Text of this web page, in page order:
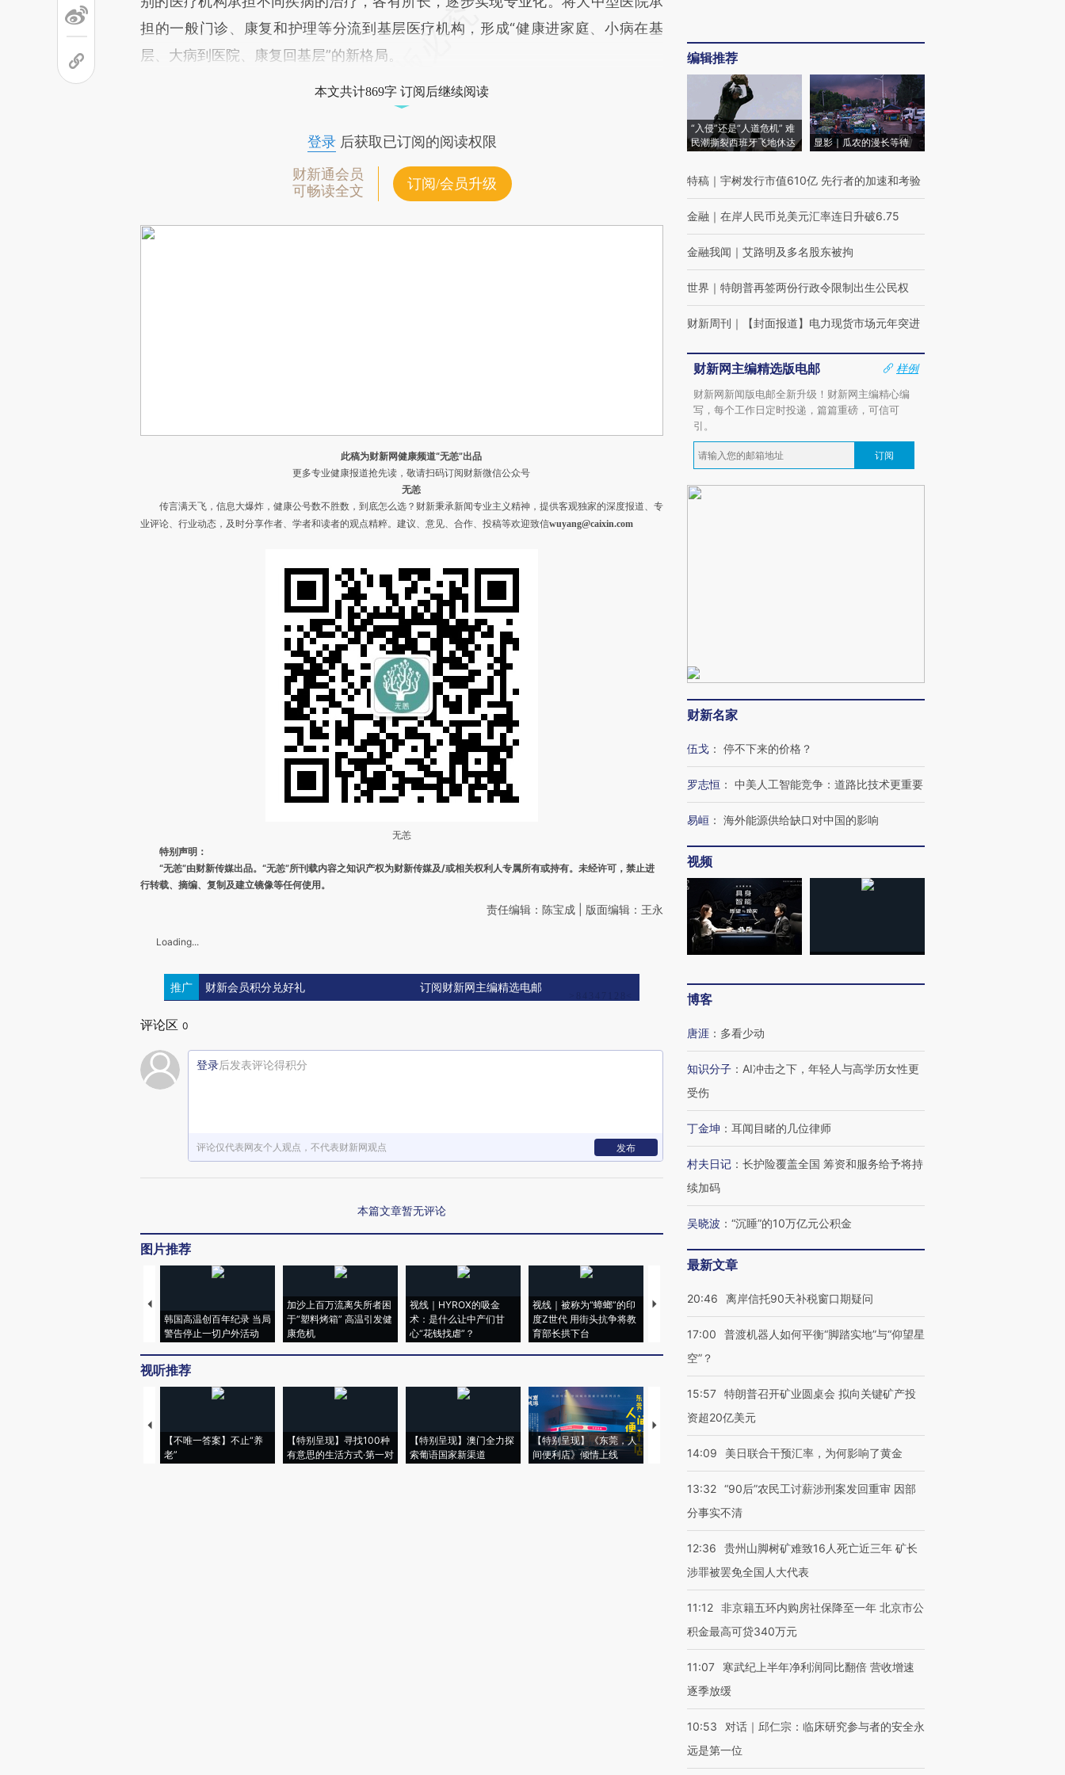
担的一般门诊、康复和护理等分流到基层医疗机构，形成“健康进家庭、小病在基
层、大病到医院、康复回基层”的新格局。
本文共计869字 订阅后继续阅读
登录后获取已订阅的阅读权限
财新通会员
可畅读全文
订阅/会员升级
此稿为财新网健康频道“无恙”出品
更多专业健康报道抢先读，敬请扫码订阅财新微信公众号
无恙
传言满天飞，信息大爆炸，健康公号数不胜数，到底怎么选？财新秉承新闻专业主义精神，提供客观独家的深度报道、专
业评论、行业动态，及时分享作者、学者和读者的观点精粹。 建议、意见、合作、投稿等欢迎致信wuyang@caixin.com
无恙
特别声明：
“无恙”由财新传媒出品。“无恙”所刊载内容之知识产权为财新传媒及/或相关权利人专属所有或持有。未经许可，禁止进
行转载、摘编、复制及建立镜像等任何使用。
责任编辑：陈宝成 | 版面编辑：王永
Loading...
推广 财新会员积分兑好礼 订阅财新网主编精选电邮
评论区 0
登录后发表评论得积分
评论仅代表网友个人观点，不代表财新网观点 发布
本篇文章暂无评论
图片推荐
韩国高温创百年纪录 当局
警告停止一切户外活动
加沙上百万流离失所者困
于“塑料烤箱” 高温引发健
康危机
视线｜HYROX的吸金
术：是什么让中产们甘
心“花钱找虐”？
视线｜被称为“蟑螂”的印
度Z世代 用街头抗争将教
育部长拱下台
视线｜“入侵”还是“人道危
机”？难民潮撕裂西班牙
飞地休达
湖北宜昌局部短时降雨
128毫米 紧急转移近
4000人
雨 3小时累计雨量超80毫
米
视听推荐
【不唯一答案】不止“养
老”
【特别呈现】寻找100种
有意思的生活方式·第一对
【特别呈现】澳门全力探
索葡语国家新渠道
【特别呈现】《东莞，人
间便利店》倾情上线
【推广】走进第四届链博
有意思的生活方式·第三对
住三大增长引擎是什么？
编辑推荐
“入侵”还是“人道危机” 难
民潮撕裂西班牙飞地休达
显影｜瓜农的漫长等待
特稿 ｜ 宇树发行市值610亿 先行者的加速和考验
金融 ｜ 在岸人民币兑美元汇率连日升破6.75
金融我闻 ｜ 艾路明及多名股东被拘
世界 ｜ 特朗普再签两份行政令限制出生公民权
财新周刊 ｜ 【封面报道】电力现货市场元年突进
财新网主编精选版电邮
样例
财新网新闻版电邮全新升级！财新网主编精心编
写，每个工作日定时投递，篇篇重磅，可信可
引。
订阅
财新名家
伍戈 ： 停不下来的价格？
罗志恒 ： 中美人工智能竞争：道路比技术更重要
易峘 ： 海外能源供给缺口对中国的影响
视频
博客
唐涯 ： 多看少动
知识分子 ： AI冲击之下，年轻人与高学历女性更
受伤
丁金坤 ： 耳闻目睹的几位律师
村夫日记 ： 长护险覆盖全国 筹资和服务给予将持
续加码
吴晓波 ： “沉睡”的10万亿元公积金
最新文章
20:46 离岸信托90天补税窗口期疑问
17:00
普渡机器人如何平衡“脚踏实地”与“仰望星
空”？
15:57 特朗普召开矿业圆桌会 拟向关键矿产投
资超20亿美元
14:09 美日联合干预汇率，为何影响了黄金
13:32 “90后”农民工讨薪涉刑案发回重审 因部
分事实不清
12:36
贵州山脚树矿难致16人死亡近三年 矿长
涉罪被罢免全国人大代表
11:12 非京籍五环内购房社保降至一年 北京市公
积金最高可贷340万元
11:07
寒武纪上半年净利润同比翻倍 营收增速
逐季放缓
10:53
对话｜邱仁宗：临床研究参与者的安全永
远是第一位